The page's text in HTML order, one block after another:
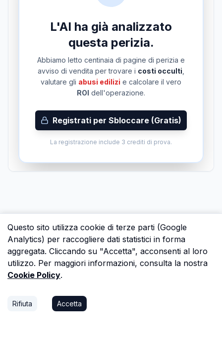
L'AI ha già analizzato
questa perizia.
Abbiamo letto centinaia di pagine di perizia e
avviso di vendita per trovare i costi occulti
valutare gli abusi edilizi e calcolare il vero
ROI dell'operazione.
Registrati per Sbloccare (Gratis)
La registrazione include 3 crediti di prova.
Questo sito utilizza cookie di terze parti (Google
Analytics) per raccogliere dati statistici in forma
aggregata. Cliccando su "Accetta", acconsenti al loro
utilizzo. Per maggiori informazioni, consulta la nostra
Cookie Policy.
Rifiuta Accetta